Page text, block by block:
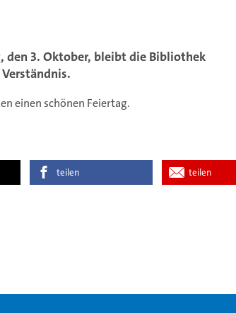
den 3. Oktober, bleibt die Bibliothek
einen schönen Feiertag.
teilen teilen